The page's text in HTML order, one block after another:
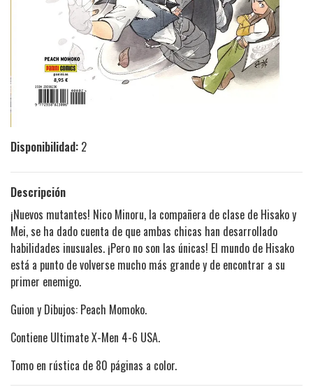
Disponibilidad: 2
Descripción
¡Nuevos mutantes! Nico Minoru, la compañera de clase de Hisako y
Mei, se ha dado cuenta de que ambas chicas han desarrollado
habilidades inusuales. ¡Pero no son las únicas! El mundo de Hisako
está a punto de volverse mucho más grande y de encontrar a su
primer enemigo.
Guion y Dibujos: Peach Momoko.
Contiene Ultimate X-Men 4-6 USA.
Tomo en rústica de 80 páginas a color.